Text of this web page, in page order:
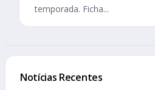
temporada. Ficha...
Notícias Recentes